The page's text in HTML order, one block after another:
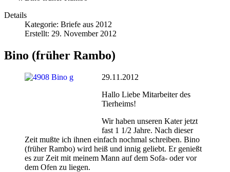
Details
Kategorie: Briefe aus 2012
Erstellt: 29. November 2012
Bino (früher Rambo)
29.11.2012
Hallo Liebe Mitarbeiter des
Tierheims!
Wir haben unseren Kater jetzt
fast 1 1/2 Jahre. Nach dieser
Zeit mußte ich ihnen einfach nochmal schreiben. Bino
(früher Rambo) wird heiß und innig geliebt. Er genießt
es zur Zeit mit meinem Mann auf dem Sofa- oder vor
dem Ofen zu liegen.